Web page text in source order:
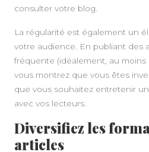
consulter votre blog.
La régularité est également un
votre audience. En publiant des
fréquente (idéalement, au moins
vous montrez que vous êtes
que vous souhaitez entretenir
avec vos lecteurs.
Diversifiez les
articles